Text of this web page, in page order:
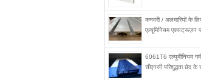
कनवरी / अलमारियों के
एल्यूमिनियम एक्सट्रूज़न
6061T6 एल्यूमीनियम
सीएनसी परिशुद्धता छेद